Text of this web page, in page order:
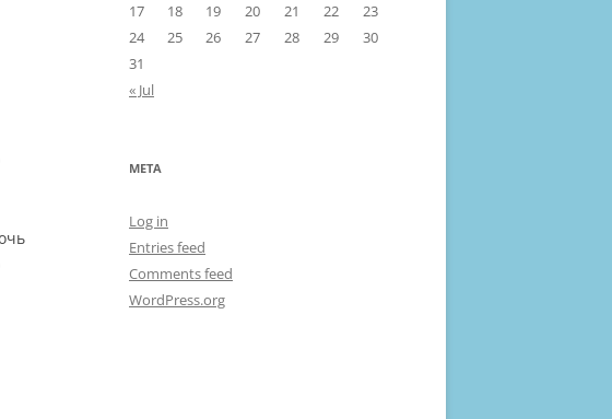
17
18 19 20 21 22
23
24
25 26 27 28 29
30
31
« Jul
META
Log in
Entries feed
Comments feed
WordPress.org